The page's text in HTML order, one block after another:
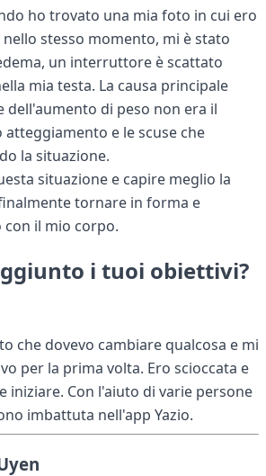
ho trovato una mia foto in cui ero
stesso momento, mi è stato
un interruttore è scattato
mia testa. La causa principale
dell'aumento di peso non era il
atteggiamento e le scuse che
la situazione.
situazione e capire meglio la
tornare in forma e
il mio corpo.
i tuoi obiettivi?
che dovevo cambiare qualcosa e mi
per la prima volta. Ero scioccata e
iniziare. Con l'aiuto di varie persone
imbattuta nell'app Yazio.